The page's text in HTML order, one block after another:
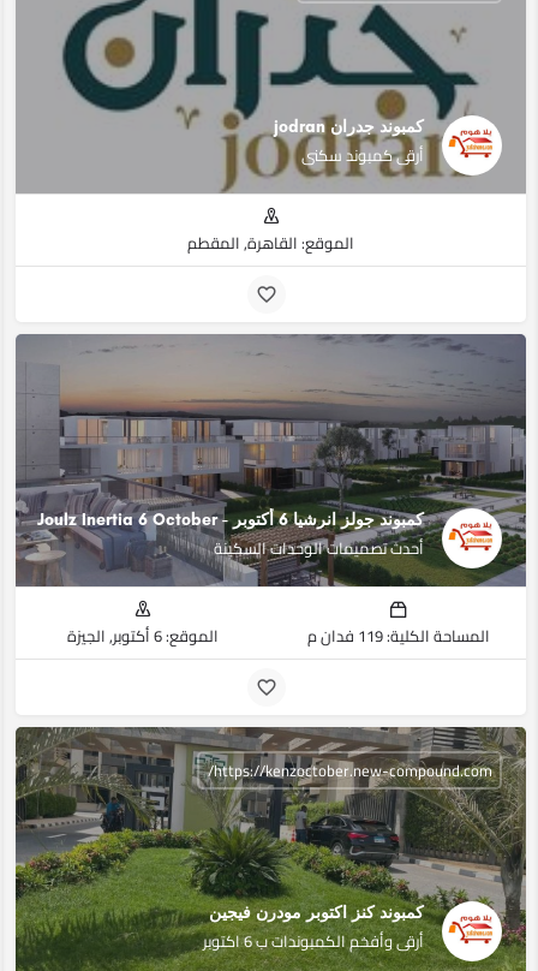
كمبوند جدران jodran
أرقى كمبوند سكنى
الموقع: القاهرة, المقطم
كمبوند جولز انرشيا 6 أكتوبر - Joulz Inertia 6 October
أحدث تصميمات الوحدات السكينة
المساحة الكلية: 119 فدان م الموقع: 6 أكتوبر, الجيزة
كمبوند كنز اكتوبر مودرن فيجين
أرقى وأفخم الكمبوندات ب 6 اكتوبر
https://kenzoctober.new-compound.com/